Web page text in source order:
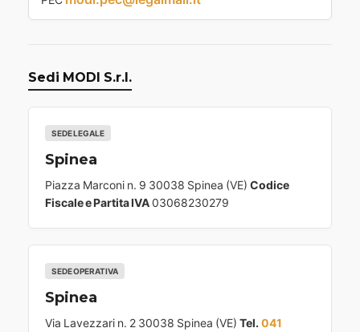
Sedi MODI S.r.l.
SEDE LEGALE
Spinea
Piazza Marconi n. 9 30038 Spinea (VE) Codice
Fiscale e Partita IVA03068230279
SEDE OPERATIVA
Spinea
Via Lavezzari n. 2 30038 Spinea (VE) Tel. 041